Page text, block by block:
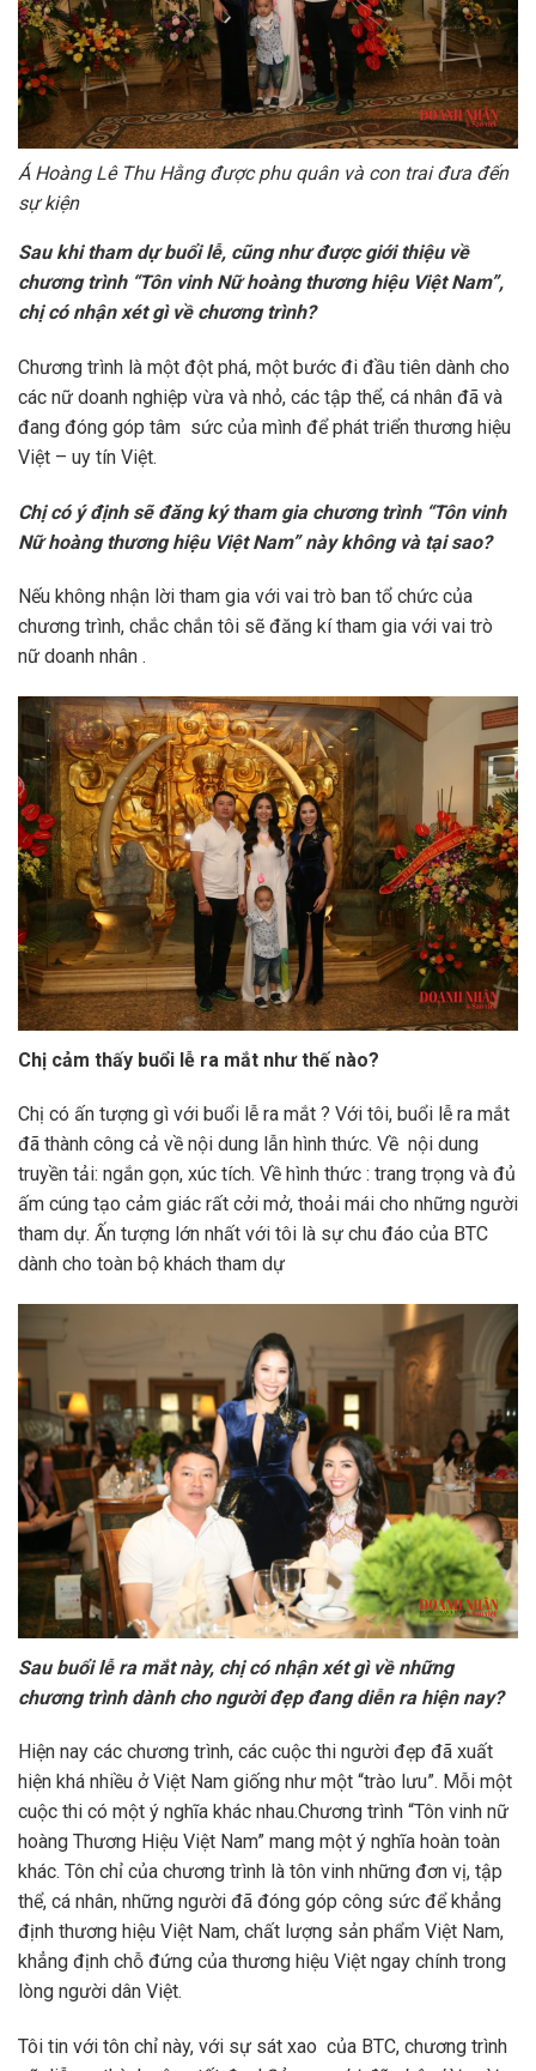
Á Hoàng Lê Thu Hằng được phu quân và con trai đưa đến
sự kiện
Sau khi tham dự buổi lễ, cũng như được giới thiệu về
chương trình “Tôn vinh Nữ hoàng thương hiệu Việt Nam”,
chị có nhận xét gì về chương trình?
Chương trình là một đột phá, một bước đi đầu tiên dành cho
các nữ doanh nghiệp vừa và nhỏ, các tập thể, cá nhân đã và
đang đóng góp tâm sức của mình để phát triển thương hiệu
Việt – uy tín Việt.
Chị có ý định sẽ đăng ký tham gia chương trình “Tôn vinh
Nữ hoàng thương hiệu Việt Nam” này không và tại sao?
Nếu không nhận lời tham gia với vai trò ban tổ chức của
chương trình, chắc chắn tôi sẽ đăng kí tham gia với vai trò
nữ doanh nhân .
Chị cảm thấy buổi lễ ra mắt như thế nào?
Chị có ấn tượng gì với buổi lễ ra mắt ? Với tôi, buổi lễ ra mắt
đã thành công cả về nội dung lẫn hình thức. Về nội dung
truyền tải: ngắn gọn, xúc tích. Về hình thức : trang trọng và đủ
ấm cúng tạo cảm giác rất cởi mở, thoải mái cho những người
tham dự. Ấn tượng lớn nhất với tôi là sự chu đáo của BTC
dành cho toàn bộ khách tham dự
Sau buổi lễ ra mắt này, chị có nhận xét gì về những
chương trình dành cho người đẹp đang diễn ra hiện nay?
Hiện nay các chương trình, các cuộc thi người đẹp đã xuất
hiện khá nhiều ở Việt Nam giống như một “trào lưu”. Mỗi một
cuộc thi có một ý nghĩa khác nhau.Chương trình “Tôn vinh nữ
hoàng Thương Hiệu Việt Nam” mang một ý nghĩa hoàn toàn
khác. Tôn chỉ của chương trình là tôn vinh những đơn vị, tập
thể, cá nhân, những người đã đóng góp công sức để khẳng
định thương hiệu Việt Nam, chất lượng sản phẩm Việt Nam,
khẳng định chỗ đứng của thương hiệu Việt ngay chính trong
lòng người dân Việt.
Tôi tin với tôn chỉ này, với sự sát xao của BTC, chương trình